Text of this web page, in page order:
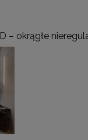
– okrągłe